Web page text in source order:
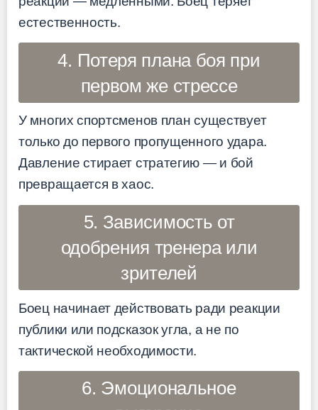
естественность.
4. Потеря плана боя при
первом же стрессе
У многих спортсменов план существует
только до первого пропущенного удара.
Давление стирает стратегию — и бой
превращается в хаос.
5. Зависимость от
одобрения тренера или
зрителей
Боец начинает действовать ради реакции
публики или подсказок угла, а не по
тактической необходимости.
6. Эмоциональное